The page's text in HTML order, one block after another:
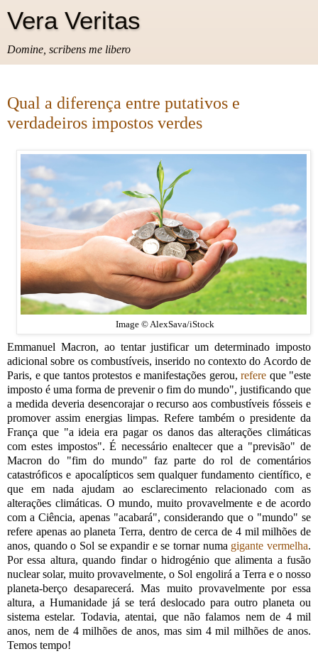
Vera Veritas
Domine, scribens me libero
Qual a diferença entre putativos e
verdadeiros impostos verdes
Image © AlexSava/iStock
Emmanuel Macron, ao tentar justificar um determinado imposto
adicional sobre os combustíveis, inserido no contexto do Acordo de
Paris, e que tantos protestos e manifestações gerou, refere que "este
imposto é uma forma de prevenir o fim do mundo", justificando que
a medida deveria desencorajar o recurso aos combustíveis fósseis e
promover assim energias limpas. Refere também o presidente da
França que "a ideia era pagar os danos das alterações climáticas
com estes impostos". É necessário enaltecer que a "previsão" de
Macron do "fim do mundo" faz parte do rol de comentários
catastróficos e apocalípticos sem qualquer fundamento científico, e
que em nada ajudam ao esclarecimento relacionado com as
alterações climáticas. O mundo, muito provavelmente e de acordo
com a Ciência, apenas "acabará", considerando que o "mundo" se
refere apenas ao planeta Terra, dentro de cerca de 4 mil milhões de
anos, quando o Sol se expandir e se tornar numa gigante vermelha.
Por essa altura, quando findar o hidrogénio que alimenta a fusão
nuclear solar, muito provavelmente, o Sol engolirá a Terra e o nosso
planeta-berço desaparecerá. Mas muito provavelmente por essa
altura, a Humanidade já se terá deslocado para outro planeta ou
sistema estelar. Todavia, atentai, que não falamos nem de 4 mil
anos, nem de 4 milhões de anos, mas sim 4 mil milhões de anos.
Temos tempo!